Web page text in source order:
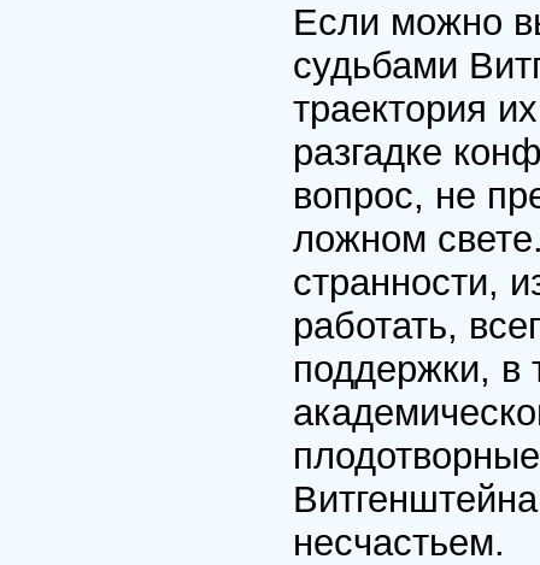
Если можно
судьбами
траектория
разгадке
вопрос, не
ложном
странности,
работать,
поддержки, в
несчастьем.